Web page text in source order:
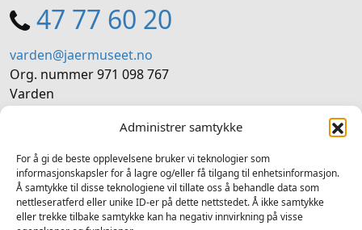
Administrer samtykke
For å gi de beste opplevelsene bruker vi teknologier som
informasjonskapsler for å lagre og/eller få tilgang til enhetsinformasjon.
Å samtykke til disse teknologiene vil tillate oss å behandle data som
nettleseratferd eller unike ID-er på dette nettstedet. Å ikke samtykke
eller trekke tilbake samtykke kan ha negativ innvirkning på visse
47 77 60 20
varden@jaermuseet.no
Org. nummer 971 098 767
Varden
SOSIALE MEDIER
Følg oss på sosiale medium for nyheiter og tilbod